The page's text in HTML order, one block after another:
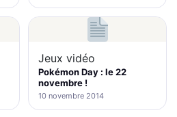
Jeux vidéo
Pokémon Day : le 22
novembre !
10 novembre 2014